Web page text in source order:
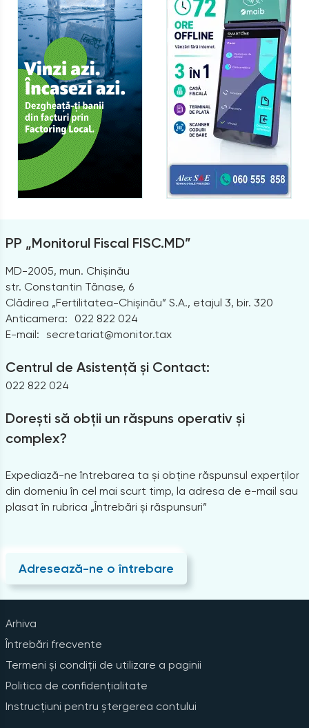
PP „Monitorul Fiscal FISC.MD”
MD-2005, mun. Chișinău
str. Constantin Tănase, 6
Clădirea „Fertilitatea-Chișinău” S.A., etajul 3, bir. 320
Anticamera:
022 822 024
E-mail: secretariat@monitor.tax
Centrul de Asistență și Contact:
022 822 024
Dorești să obții un răspuns operativ și
complex?
Expediază-ne întrebarea ta și obține răspunsul experților
din domeniu în cel mai scurt timp, la adresa de e-mail sau
plasat în rubrica „Întrebări și răspunsuri”
Adresează-ne o întrebare
Arhiva
Întrebări frecvente
Termeni și condiții de utilizare a paginii
Politica de confidențialitate
Instrucțiuni pentru ștergerea contului